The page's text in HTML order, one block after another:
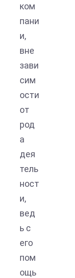
ком
пани
и,
вне
зави
сим
ости
от
род
а
дея
тель
ност
и,
вед
ь с
его
пом
ощь